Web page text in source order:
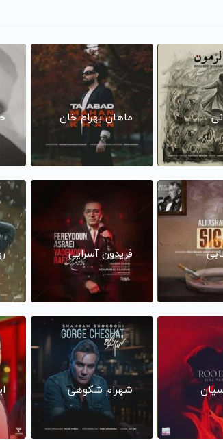
ماهان بهرام خان
فریدون آسرایی
شهرام شکوهی